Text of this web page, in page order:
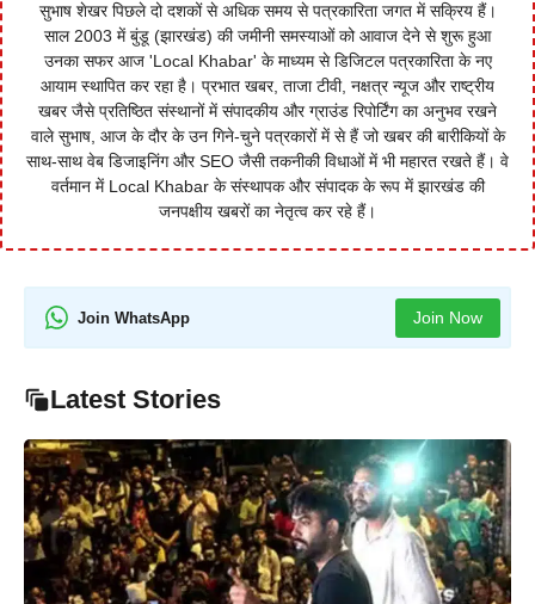
सुभाष शेखर पिछले दो दशकों से अधिक समय से पत्रकारिता जगत में सक्रिय हैं।
साल 2003 में बुंडू (झारखंड) की जमीनी समस्याओं को आवाज देने से शुरू हुआ
उनका सफर आज 'Local Khabar' के माध्यम से डिजिटल पत्रकारिता के नए
आयाम स्थापित कर रहा है। प्रभात खबर, ताजा टीवी, नक्षत्र न्यूज और राष्ट्रीय
खबर जैसे प्रतिष्ठित संस्थानों में संपादकीय और ग्राउंड रिपोर्टिंग का अनुभव रखने
वाले सुभाष, आज के दौर के उन गिने-चुने पत्रकारों में से हैं जो खबर की बारीकियों के
साथ-साथ वेब डिजाइनिंग और SEO जैसी तकनीकी विधाओं में भी महारत रखते हैं। वे
वर्तमान में Local Khabar के संस्थापक और संपादक के रूप में झारखंड की
जनपक्षीय खबरों का नेतृत्व कर रहे हैं।
Join WhatsApp Join Now
Latest Stories